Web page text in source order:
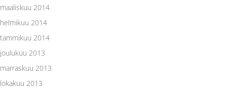
maaliskuu 2014
helmikuu 2014
tammikuu 2014
joulukuu 2013
marraskuu 2013
lokakuu 2013